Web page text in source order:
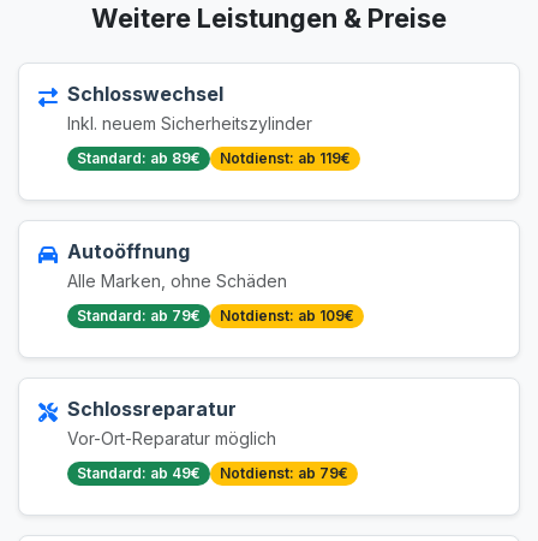
Weitere Leistungen & Preise
Schlosswechsel
Inkl. neuem Sicherheitszylinder
Standard: ab 89€ Notdienst: ab 119€
Autoöffnung
Alle Marken, ohne Schäden
Standard: ab 79€ Notdienst: ab 109€
Schlossreparatur
Vor-Ort-Reparatur möglich
Standard: ab 49€ Notdienst: ab 79€